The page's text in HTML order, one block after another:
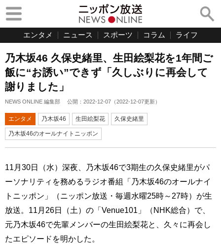
エンタメ ニュース スポーツ コラム ライフ
乃木坂46 久保史緒里、生田絵梨花を1年間ご
飯に“お誘い”できず「久しぶりに再会して
謝りました」
NEWS ONLINE 編集部 公開： 2022-12-07 （2022-12-07更新）
エンタメ 乃木坂46 生田絵梨花 久保史緒里
乃木坂46のオールナイトニッポン
11月30日（水）深夜、乃木坂46で3期生の久保史緒里がパ
ーソナリティを務めるラジオ番組「乃木坂46のオールナイ
トニッポン」（ニッポン放送・毎週水曜25時～27時）が生
放送。11月26日（土）の「Venue101」（NHK総合）で、
元乃木坂46で先輩メンバーの生田絵梨花と、久々に再会し
たエピソードを明かした。